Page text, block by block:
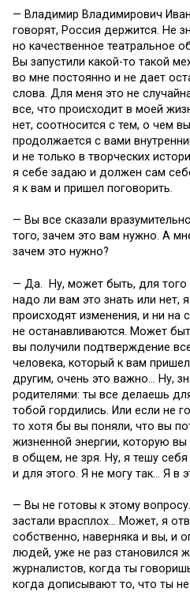
— Владимир Владимирович
говорят, Россия держится. Не
но качественное театральное
Вы запустили какой-то такой
во мне постоянно и не дает
слова. Для меня это не
все, что происходит в моей
нет, соотносится с тем, о чем
продолжается с вами
и не только в творческих
я себе задаю и должен сам
я к вам и пришел поговорить.
— Вы все сказали
того, зачем это вам нужно. А
зачем это нужно?
— Да. Ну, может быть, для того
надо ли вам это знать или нет,
происходят изменения, и ни на
не останавливаются. Может
вы получили подтверждение
человека, который к вам
другим, очень это важно… Ну,
родителями: ты все делаешь
тобой гордились. Или если не
то хотя бы вы поняли, что вы
жизненной энергии, которую вы
в общем, не зря. Ну, я тешу
и для этого. Я не могу так… Я в
— Вы не готовы к этому
застали врасплох… Может, я
собственно, наверняка и вы, и
людей, уже не раз становился
журналистов, когда ты
когда дописывают то, что ты